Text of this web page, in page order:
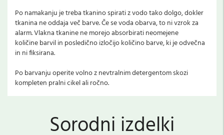
Po namakanju je treba tkanino spirati z vodo tako dolgo, dokler
tkanina ne oddaja več barve. Če se voda obarva, to ni vzrok za
alarm. Vlakna tkanine ne morejo absorbirati neomejene
količine barvil in posledično izločijo količino barve, ki je odvečna
in ni fiksirana.
Po barvanju operite volno z nevtralnim detergentom skozi
kompleten pralni cikel ali ročno.
Sorodni izdelki